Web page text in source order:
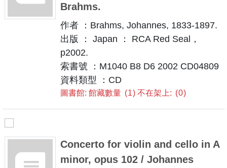
Brahms.
作者 ：Brahms, Johannes, 1833-1897.
出版 ： Japan ： RCA Red Seal，
p2002.
索書號 ：M1040 B8 D6 2002 CD04809
資料類型 ：CD
圖書館: 館藏數量 1 不在架上: 0
Concerto for violin and cello in A
minor, opus 102 / Johannes